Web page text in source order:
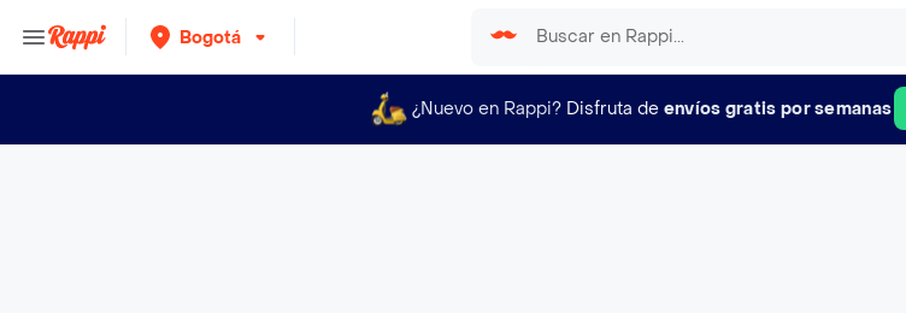
Bogotá
¿Nuevo en Rappi? Disfruta de envíos gratis por semanas